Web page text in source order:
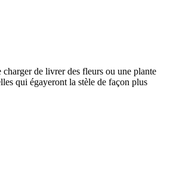
de livrer des fleurs ou une plante
qui égayeront la stèle de façon plus